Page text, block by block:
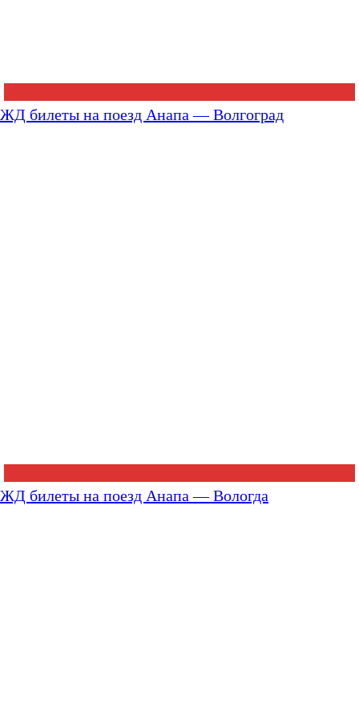
ЖД билеты на поезд Анапа — Волгоград
ЖД билеты на поезд Анапа — Вологда